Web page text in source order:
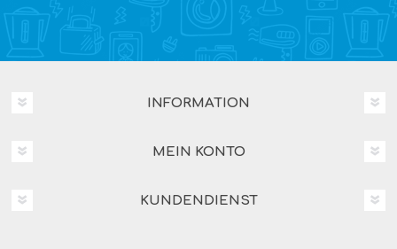
INFORMATION
MEIN KONTO
KUNDENDIENST